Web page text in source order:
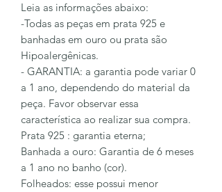
Leia as informações abaixo:
-Todas as peças em prata 925 e
banhadas em ouro ou prata são
Hipoalergênicas.
- GARANTIA: a garantia pode variar 0
a 1 ano, dependendo do material da
peça. Favor observar essa
característica ao realizar sua compra.
Prata 925 : garantia eterna;
Banhada a ouro: Garantia de 6 meses
a 1 ano no banho (cor).
Folheados: esse possui menor